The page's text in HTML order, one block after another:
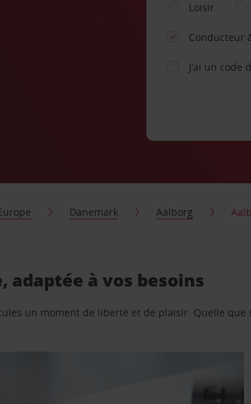
Loisir
Conducteur
J’ai un code
Danemark Aalborg
à vos besoins
un moment de liberté et de plaisir. Quelle